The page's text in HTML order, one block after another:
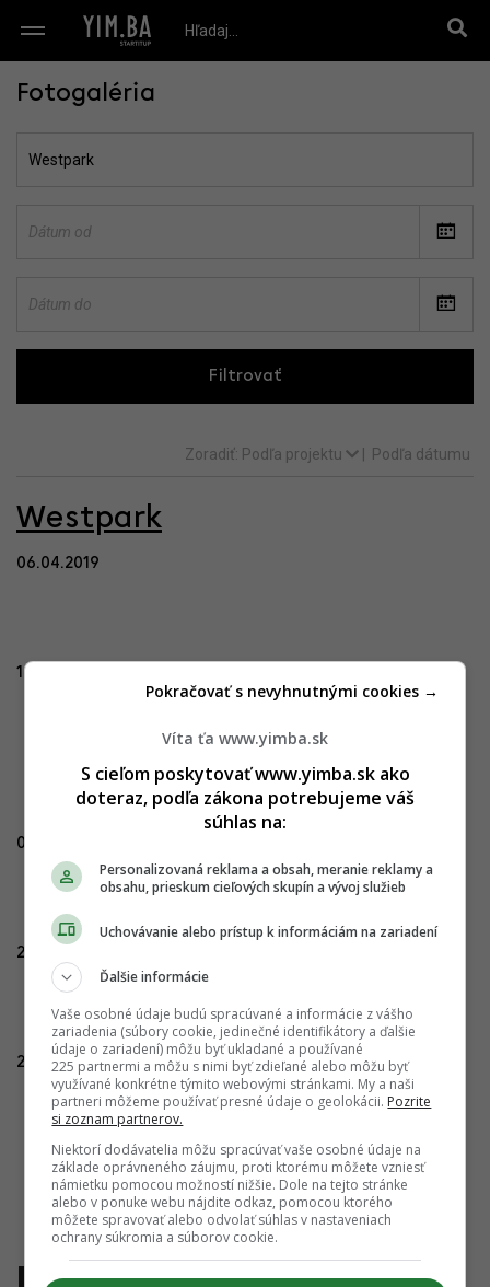
Fotogaléria
Filtrovať
Zoradiť: Podľa projektu Podľa dátumu
Westpark
06.04.2019
16.10.2022
04.05.2023
28.12.2023
25.07.2025
Víta ťa www.yimba.sk
S cieľom poskytovať www.yimba.sk ako
doteraz, podľa zákona potrebujeme váš
súhlas na:
Personalizovaná reklama a obsah, meranie reklamy a
obsahu, prieskum cieľových skupín a vývoj služieb
Uchovávanie alebo prístup k informáciám na zariadení
Ďalšie informácie
Vaše osobné údaje budú spracúvané a informácie z vášho
zariadenia (súbory cookie, jedinečné identifikátory a ďalšie
údaje o zariadení) môžu byť ukladané a používané
225 partnermi a môžu s nimi byť zdieľané alebo môžu byť
využívané konkrétne týmito webovými stránkami. My a naši
partneri môžeme používať presné údaje o geolokácii. Pozrite
si zoznam partnerov.
Niektorí dodávatelia môžu spracúvať vaše osobné údaje na
základe oprávneného záujmu, proti ktorému môžete vzniesť
námietku pomocou možností nižšie. Dole na tejto stránke
alebo v ponuke webu nájdite odkaz, pomocou ktorého
môžete spravovať alebo odvolať súhlas v nastaveniach
ochrany súkromia a súborov cookie.
Pokračovať s nevyhnutnými cookies →